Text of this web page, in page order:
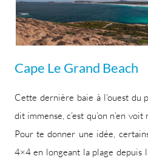
Cape Le Grand Beach
Cette dernière baie à l’ouest du
dit immense, c’est qu’on n’en
Pour te donner une idée,
4×4 en longeant la plage depuis